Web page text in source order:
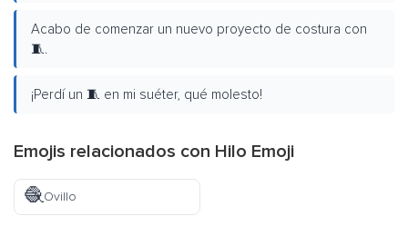
Acabo de comenzar un nuevo proyecto de costura con
🧵.
¡Perdí un 🧵 en mi suéter, qué molesto!
Emojis relacionados con Hilo Emoji
🧶Ovillo